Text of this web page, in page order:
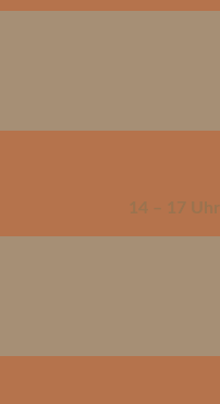
14 – 17 Uhr